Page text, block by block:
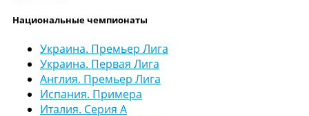
Национальные чемпионаты
Украина. Премьер Лига
Украина. Первая Лига
Англия. Премьер Лига
Испания. Примера
Италия. Серия А